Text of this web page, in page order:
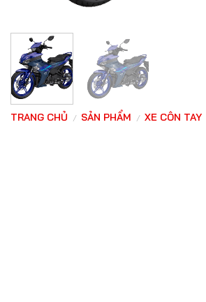
TRANG CHỦ / SẢN PHẨM / XE CÔN TAY